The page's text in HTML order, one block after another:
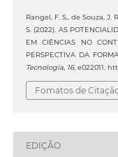
Rangel, F. S., de Souza, J.
S. (2022). AS
EM CIÊNCIAS NO
PERSPECTIVA DA
Tecnologia, 16, e022011.
Fomatos de
EDIÇÃO